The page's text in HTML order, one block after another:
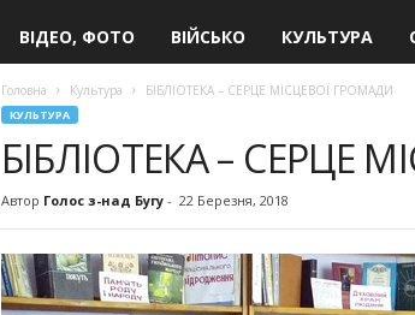
ВІДЕО, ФОТО ВІЙСЬКО КУЛЬТУРА
Головна Культура БІБЛІОТЕКА – СЕРЦЕ МІСЦЕВОЇ ГРОМАДИ
КУЛЬТУРА
БІБЛІОТЕКА – СЕРЦЕ
Автор Голос з-над Бугу- 22 Березня, 2018